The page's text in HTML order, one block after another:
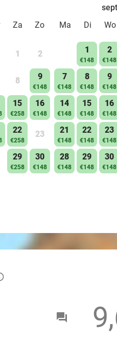
Za Zo
1 2
8 9
€148
15
€258
16
€148
22
€258
23
29
€258
30
€148
Ma
Di Wo
1
€148
2
€148
7
€148
8
€148
9
€148
14
€148
15
€148
16
€148
21
€148
22
€148
23
€148
28
€148
29
€148
30
€148